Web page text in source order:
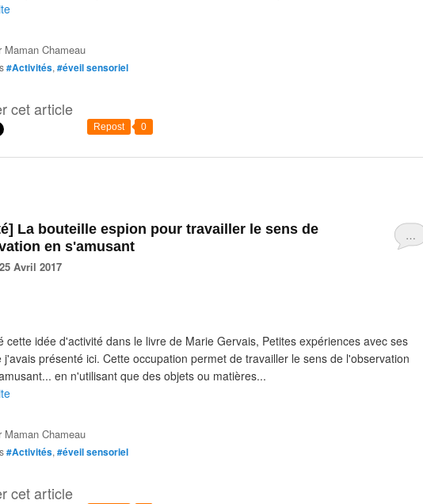
Maman Chameau
#Activités, #éveil sensoriel
cet article
Repost 0
…
en s'amusant
Avril 2017
cette idée d'activité dans le livre de Marie Gervais, Petites expériences avec ses
j'avais présenté ici. Cette occupation permet de travailler le sens de l'observation
en n'utilisant que des objets ou matières...
Maman Chameau
#Activités, #éveil sensoriel
cet article